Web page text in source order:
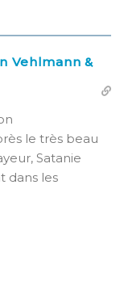
Vehlmann &
le très beau
Satanie
dans les